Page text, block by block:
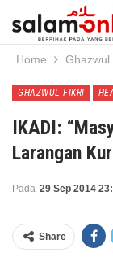
Home Ghazwul
GHAZWUL FIKRI
IKADI:
Larangan
Pada 29 Sep 2014
Share